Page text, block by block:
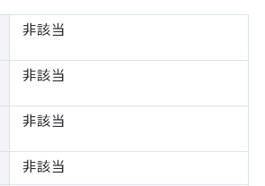
非該当
非該当
非該当
非該当